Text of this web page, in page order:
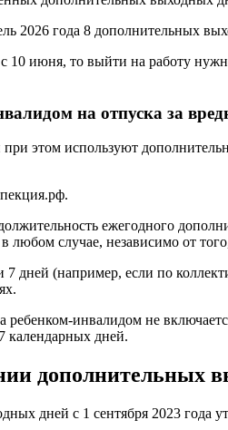
2026 года 8 дополнительных
10 июня, то выйти на работу
на отпуска за
этом используют
ежегодного
любом случае, независимо от
7 дней (например, если по
инвалидом не
календарных дней.
дополнительных
дней с 1 сентября 2023